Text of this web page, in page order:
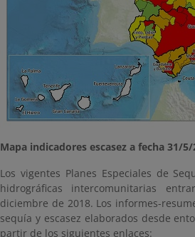
Mapa indicadores escasez a fecha 31/5/
Los vigentes Planes Especiales de
hidrográficas intercomunitarias
diciembre de 2018. Los informes-
sequía y escasez elaborados desde
partir de los siguientes enlaces: